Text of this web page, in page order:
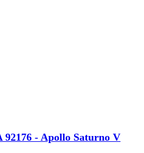
92176 - Apollo Saturno V